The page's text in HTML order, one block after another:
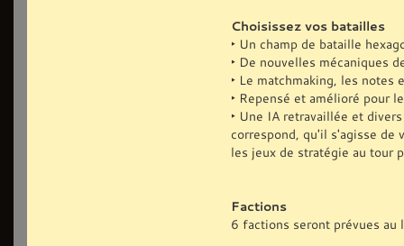
Choisissez vos batailles
‣ Un champ de bataille
‣ De nouvelles mécaniques
‣ Le matchmaking, les notes
‣ Repensé et amélioré pour
‣ Une IA retravaillée et
correspond, qu'il s'agisse de
les jeux de stratégie au tour
Factions
6 factions seront prévues au